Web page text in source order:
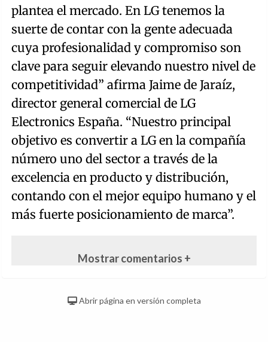
plantea el mercado. En LG tenemos la
suerte de contar con la gente adecuada
cuya profesionalidad y compromiso son
clave para seguir elevando nuestro nivel de
competitividad” afirma Jaime de Jaraíz,
director general comercial de LG
Electronics España. “Nuestro principal
objetivo es convertir a LG en la compañía
número uno del sector a través de la
excelencia en producto y distribución,
contando con el mejor equipo humano y el
más fuerte posicionamiento de marca”.
Mostrar comentarios +
Abrir página en versión completa